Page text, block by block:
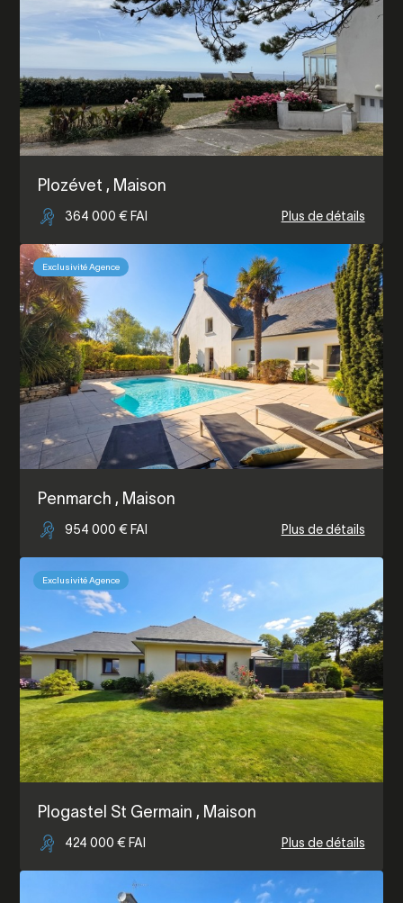
Plozévet , Maison
364 000 € FAI Plus de détails
Exclusivité Agence
Penmarch , Maison
954 000 € FAI Plus de détails
Exclusivité Agence
Plogastel St Germain , Maison
424 000 € FAI Plus de détails